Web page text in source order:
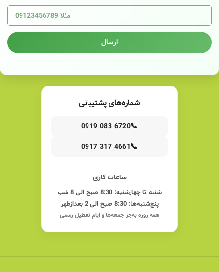
ارسال
شماره‌های پشتیبانی
📞
0919 083 6720
📞
0917 317 4661
ساعات کاری
شنبه تا چهارشنبه: 8:30 صبح الی 8 شب
پنج‌شنبه‌ها: 8:30 صبح الی 2 بعدازظهر
همه روزه به‌جز جمعه‌ها و ایام تعطیل رسمی